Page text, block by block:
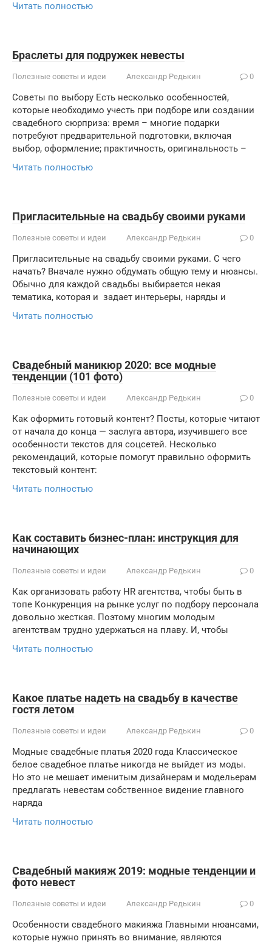
Читать полностью
Браслеты для подружек невесты
Полезные советы и идеи Александр Редькин 0
Советы по выбору Есть несколько особенностей,
которые необходимо учесть при подборе или создании
свадебного сюрприза: время – многие подарки
потребуют предварительной подготовки, включая
выбор, оформление; практичность, оригинальность –
Читать полностью
Пригласительные на свадьбу своими руками
Полезные советы и идеи Александр Редькин 0
Пригласительные на свадьбу своими руками. С чего
начать? Вначале нужно обдумать общую тему и нюансы.
Обычно для каждой свадьбы выбирается некая
тематика, которая и задает интерьеры, наряды и
Читать полностью
Свадебный маникюр 2020: все модные
тенденции (101 фото)
Полезные советы и идеи Александр Редькин 0
Как оформить готовый контент? Посты, которые читают
от начала до конца — заслуга автора, изучившего все
особенности текстов для соцсетей. Несколько
рекомендаций, которые помогут правильно оформить
текстовый контент:
Читать полностью
Как составить бизнес-план: инструкция для
начинающих
Полезные советы и идеи Александр Редькин 0
Как организовать работу HR агентства, чтобы быть в
топе Конкуренция на рынке услуг по подбору персонала
довольно жесткая. Поэтому многим молодым
агентствам трудно удержаться на плаву. И, чтобы
Читать полностью
Какое платье надеть на свадьбу в качестве
гостя летом
Полезные советы и идеи Александр Редькин 0
Модные свадебные платья 2020 года Классическое
белое свадебное платье никогда не выйдет из моды.
Но это не мешает именитым дизайнерам и модельерам
предлагать невестам собственное видение главного
наряда
Читать полностью
Свадебный макияж 2019: модные тенденции и
фото невест
Полезные советы и идеи Александр Редькин 0
Особенности свадебного макияжа Главными нюансами,
которые нужно принять во внимание, являются